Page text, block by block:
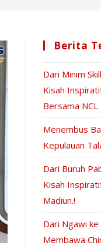
Berita
Dari Minim
Kisah
Bersama NCL
Menembus
Kepulauan
Dari Buruh
Kisah
Madiun.!
Dari Ngawi ke
Membawa